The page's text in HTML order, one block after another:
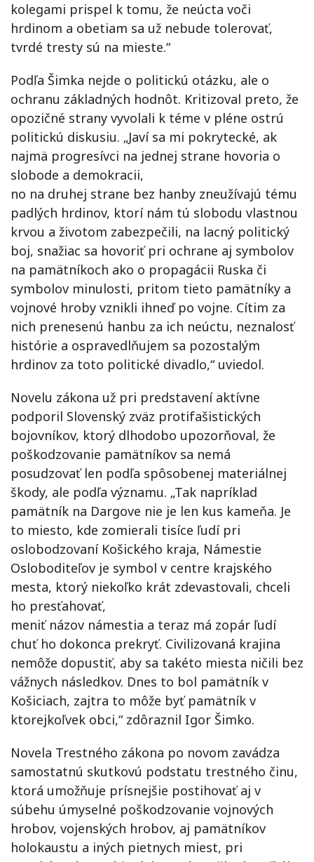
kolegami prispel k tomu, že neúcta voči
hrdinom a obetiam sa už nebude tolerovať,
tvrdé tresty sú na mieste.“
Podľa Šimka nejde o politickú otázku, ale o
ochranu základných hodnôt. Kritizoval preto, že
opozičné strany vyvolali k téme v pléne ostrú
politickú diskusiu. „Javí sa mi pokrytecké, ak
najmä progresívci na jednej strane hovoria o
slobode a demokracii,
no na druhej strane bez hanby zneužívajú tému
padlých hrdinov, ktorí nám tú slobodu vlastnou
krvou a životom zabezpečili, na lacný politický
boj, snažiac sa hovoriť pri ochrane aj symbolov
na pamätníkoch ako o propagácii Ruska či
symbolov minulosti, pritom tieto pamätníky a
vojnové hroby vznikli ihneď po vojne. Cítim za
nich prenesenú hanbu za ich neúctu, neznalosť
histórie a ospravedlňujem sa pozostalým
hrdinov za toto politické divadlo,“ uviedol.
Novelu zákona už pri predstavení aktívne
podporil Slovenský zväz protifašistických
bojovníkov, ktorý dlhodobo upozorňoval, že
poškodzovanie pamätníkov sa nemá
posudzovať len podľa spôsobenej materiálnej
škody, ale podľa významu. „Tak napríklad
pamätník na Dargove nie je len kus kameňa. Je
to miesto, kde zomierali tisíce ľudí pri
oslobodzovaní Košického kraja, Námestie
Osloboditeľov je symbol v centre krajského
mesta, ktorý niekoľko krát zdevastovali, chceli
ho presťahovať,
meniť názov námestia a teraz má zopár ľudí
chuť ho dokonca prekryť. Civilizovaná krajina
nemôže dopustiť, aby sa takéto miesta ničili bez
vážnych následkov. Dnes to bol pamätník v
Košiciach, zajtra to môže byť pamätník v
ktorejkoľvek obci,“ zdôraznil Igor Šimko.
Novela Trestného zákona po novom zavádza
samostatnú skutkovú podstatu trestného činu,
ktorá umožňuje prísnejšie postihovať aj v
súbehu úmyselné poškodzovanie vojnových
hrobov, vojenských hrobov, aj pamätníkov
holokaustu a iných pietnych miest, pri